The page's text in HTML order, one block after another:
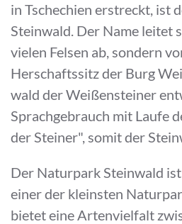
in Tschechien erstreckt, ist
Steinwald. Der Name leitet
vielen Felsen ab, sondern
Herschaftssitz der Burg
wald der Weißensteiner
Sprachgebrauch mit Laufe
der Steiner", somit der
Der Naturpark Steinwald
einer der kleinsten
bietet eine Artenvielfalt